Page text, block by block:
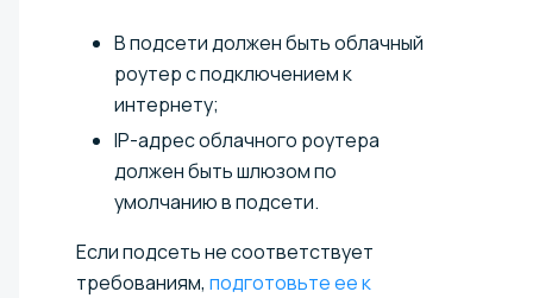
В подсети должен быть облачный
роутер с подключением к
интернету;
IP-адрес облачного роутера
должен быть шлюзом по
умолчанию в подсети.
Если подсеть не соответствует
требованиям, подготовьте ее к